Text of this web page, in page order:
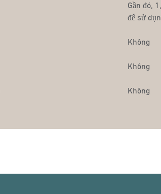
Gần đó,
để sử
Không
Không
Không